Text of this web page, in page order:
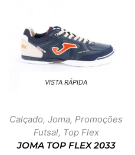
VISTA RÁPIDA
Calçado, Joma, Promoções
Futsal, Top Flex
JOMA TOP FLEX 2033